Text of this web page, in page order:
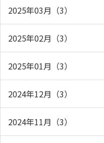
2025年03月（3）
2025年02月（3）
2025年01月（3）
2024年12月（3）
2024年11月（3）